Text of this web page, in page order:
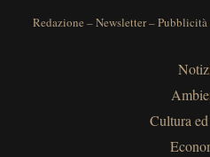
Redazione –Newsletter–Pubblicità
Cultura